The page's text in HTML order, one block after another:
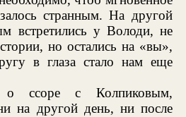
странным. На другой
встретились у Володи, не
но остались на «вы»,
в глаза стало нам еще
о ссоре с Колпиковым,
на другой день, ни после